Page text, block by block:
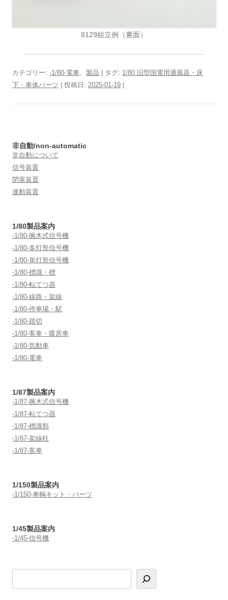
8129組立例（裏面）
カテゴリー: -1/80-電車 製品 | タグ: 1/80 旧型国電用通風器・床
下・車体パーツ | 投稿日: 2025-01-19
非自動/non-automatic
非自動について
信号装置
閉塞装置
連動装置
1/80製品案内
-1/80-腕木式信号機
-1/80-多灯形信号機
-1/80-単灯形信号機
-1/80-標識・標
-1/80-転てつ器
-1/80-線路・架線
-1/80-停車場・駅
-1/80-踏切
-1/80-客車・暖房車
-1/80-気動車
-1/80-電車
1/87製品案内
-1/87-腕木式信号機
-1/87-転てつ器
-1/87-標識類
-1/87-架線柱
-1/87-客車
1/150製品案内
-1/150-車輌キット・パーツ
1/45製品案内
-1/45-信号機